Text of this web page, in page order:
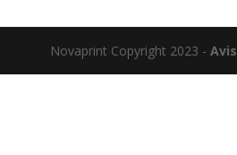
Novaprint Copyright 2023 -